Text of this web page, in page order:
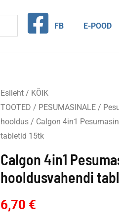
FB E-POOD
Esileht/ KÕIK
TOOTED / PESUMASINALE/
hooldus/ Calgon 4in1
tabletid 15tk
Calgon 4in1
hooldusvahendi
6,70 €